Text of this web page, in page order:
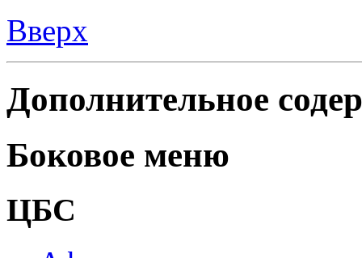
Вверх
Дополнительное
Боковое меню
ЦБС